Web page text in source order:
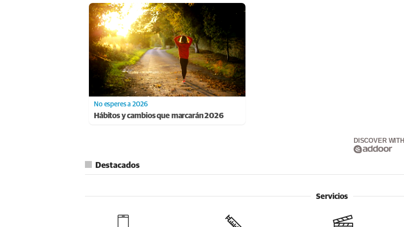
No esperes a 2026
Hábitos y cambios que marcarán 2026
DISCOVER WITH
Destacados
Servicios